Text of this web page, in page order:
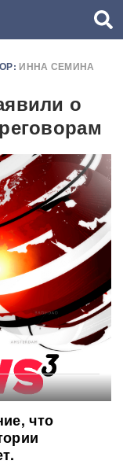
ИННА СЕМИНА
о
что